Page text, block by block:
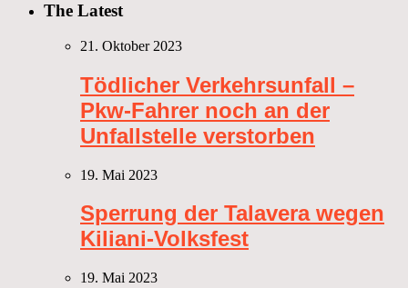
The Latest
21. Oktober 2023
Tödlicher Verkehrsunfall –
Pkw-Fahrer noch an der
Unfallstelle verstorben
19. Mai 2023
Sperrung der Talavera wegen
Kiliani-Volksfest
19. Mai 2023